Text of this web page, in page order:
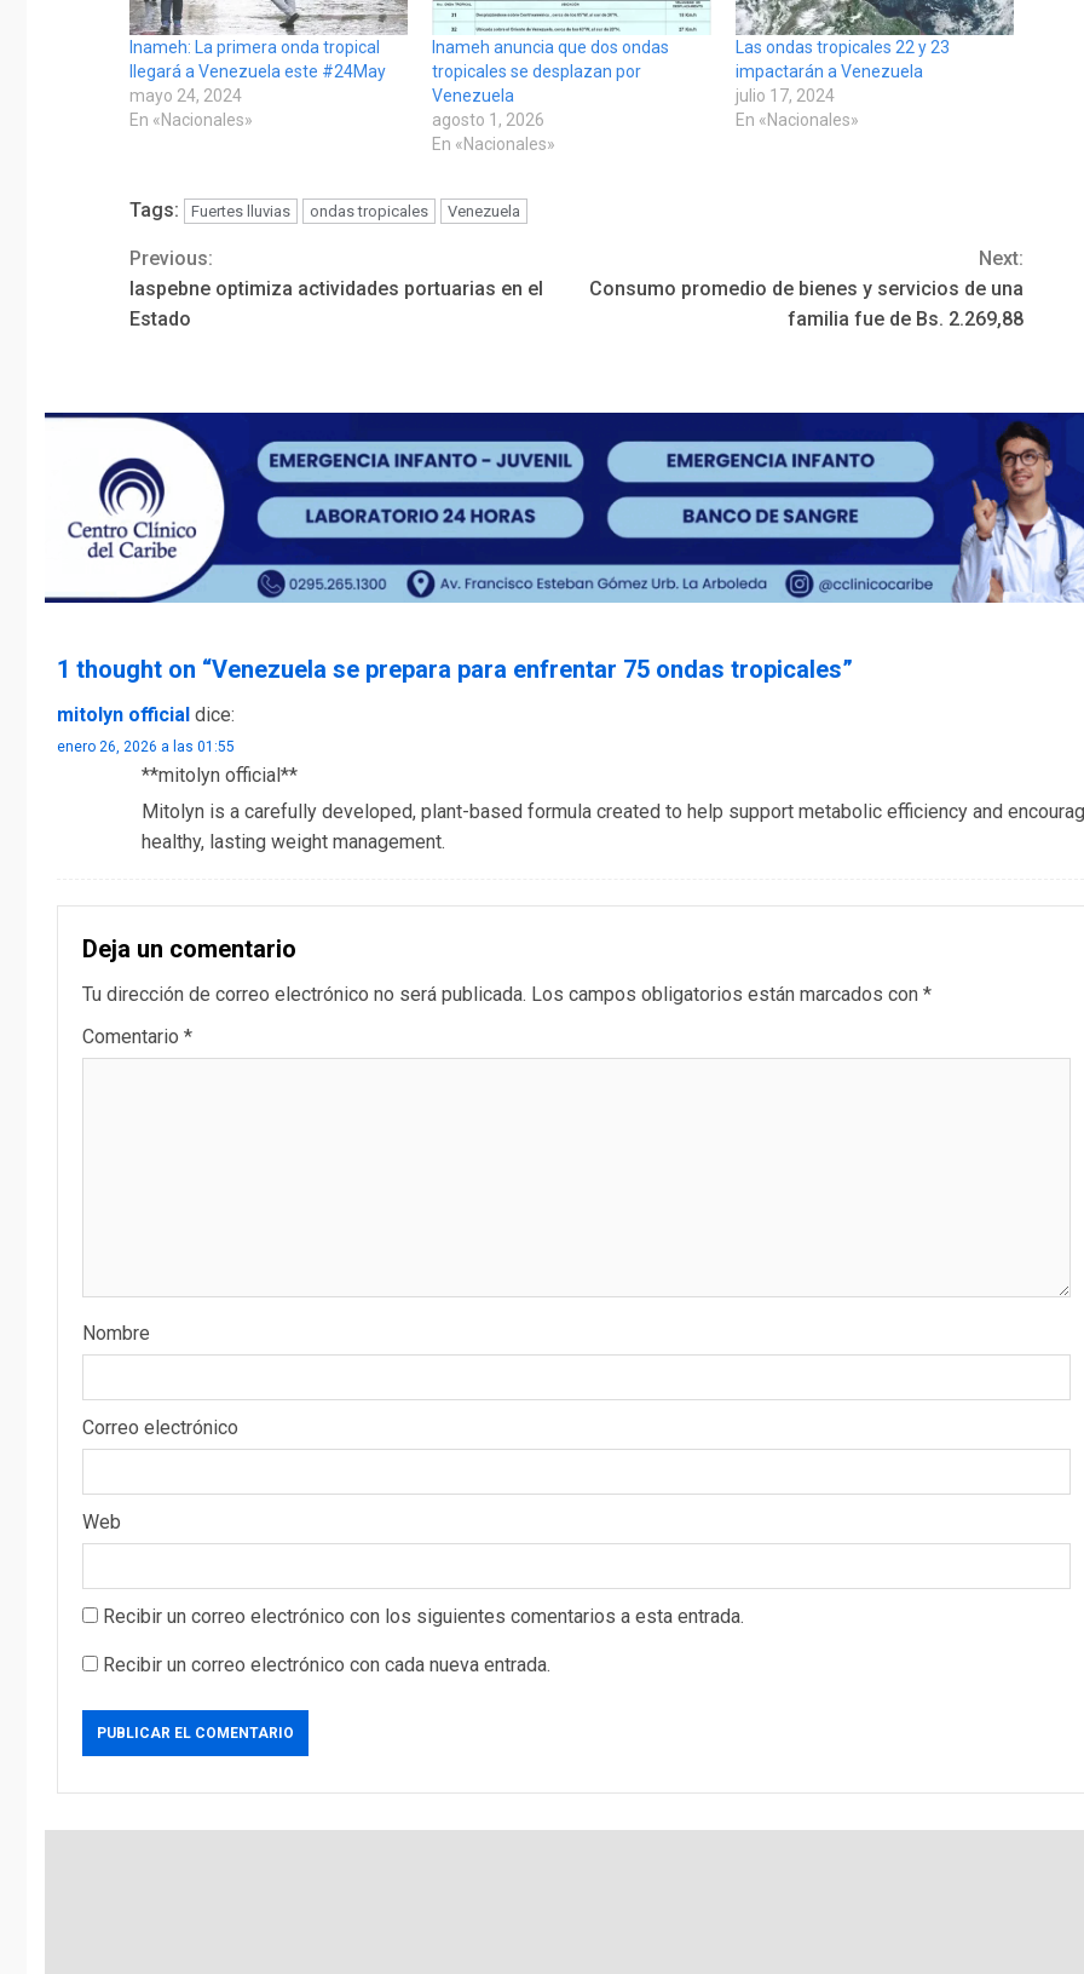
Inameh: La primera onda tropical
llegará a Venezuela este #24May
mayo 24, 2024
En «Nacionales»
Inameh anuncia que dos ondas
tropicales se desplazan por
Venezuela
agosto 1, 2026
En «Nacionales»
Las ondas tropicales 22 y 23
impactarán a Venezuela
julio 17, 2024
En «Nacionales»
Tags: Fuertes lluvias ondas tropicales Venezuela
Continue
Reading
Previous:
Iaspebne optimiza actividades portuarias en el
Estado
Next:
Consumo promedio de bienes y servicios de una
familia fue de Bs. 2.269,88
1 thought on “Venezuela se prepara para enfrentar 75 ondas tropicales”
mitolyn official dice:
enero 26, 2026 a las 01:55
**mitolyn official**
Mitolyn is a carefully developed, plant-based formula created to help support metabolic efficiency and
healthy, lasting weight management.
Deja un comentario
Tu dirección de correo electrónico no será publicada. Los campos obligatorios están marcados con *
Comentario *
Nombre
Correo electrónico
Web
Recibir un correo electrónico con los siguientes comentarios a esta entrada.
Recibir un correo electrónico con cada nueva entrada.